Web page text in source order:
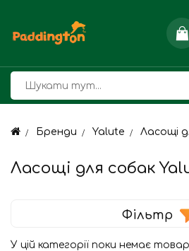
Бренди Yalute Ласощі
Ласощі для собак
Фільтр
У цій категорії поки немає